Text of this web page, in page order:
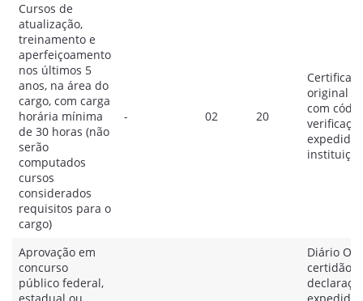
Cursos de
atualização,
treinamento e
aperfeiçoamento
nos últimos 5
anos, na área do
cargo, com carga
horária mínima
de 30 horas (não
serão
computados
cursos
considerados
requisitos para o
cargo)
- 02 20
original
com
expedido
Aprovação em
concurso
público federal,
Diário
certidão